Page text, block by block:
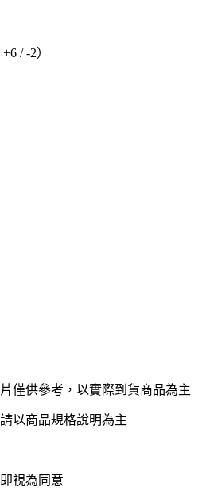
/ -2）
僅供參考，以實際到貨商品為主
以商品規格說明為主
視為同意